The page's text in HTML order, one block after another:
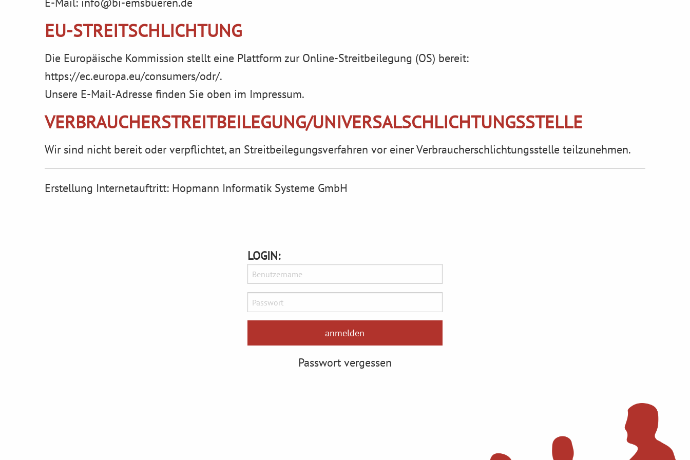
EU-STREITSCHLICHTUNG
Die Europäische Kommission stellt eine Plattform zur Online-Streitbeilegung (OS) bereit:
https://ec.europa.eu/consumers/odr/.
Unsere E-Mail-Adresse finden Sie oben im Impressum.
VERBRAUCHER­STREIT­BEILEGUNG/UNIVERSAL­SCHLICHTUNGS­STELLE
Wir sind nicht bereit oder verpflichtet, an Streitbeilegungsverfahren vor einer Verbraucherschlichtungsstelle teilzunehmen.
Erstellung Internetauftritt: Hopmann Informatik Systeme GmbH
LOGIN:
Passwort vergessen